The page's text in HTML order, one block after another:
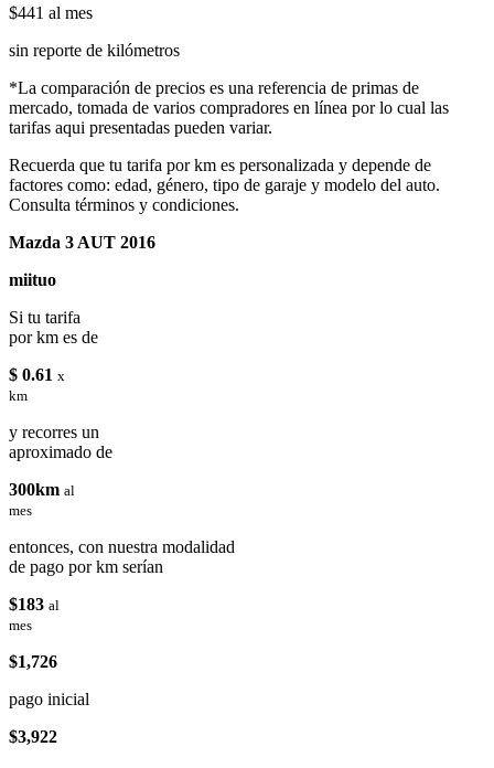
$441 al mes
sin reporte de kilómetros
*La comparación de precios es una referencia de primas de
mercado, tomada de varios compradores en línea por lo cual las
tarifas aqui presentadas pueden variar.
Recuerda que tu tarifa por km es personalizada y depende de
factores como: edad, género, tipo de garaje y modelo del auto.
Consulta términos y condiciones.
Mazda 3 AUT 2016
miituo
Si tu tarifa
por km es de
$ 0.61 x
km
y recorres un
aproximado de
300km al
mes
entonces, con nuestra modalidad
de pago por km serían
$183 al
mes
$1,726
pago inicial
$3,922